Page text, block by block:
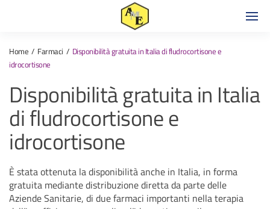
Home Farmaci
Disponibilità gratuita in Italia di fludrocortisone e
idrocortisone
Disponibilità gratuita in Italia
di fludrocortisone e
idrocortisone
È stata ottenuta la disponibilità anche in Italia, in forma
gratuita mediante distribuzione diretta da parte delle
Aziende Sanitarie, di due farmaci importanti nella terapia